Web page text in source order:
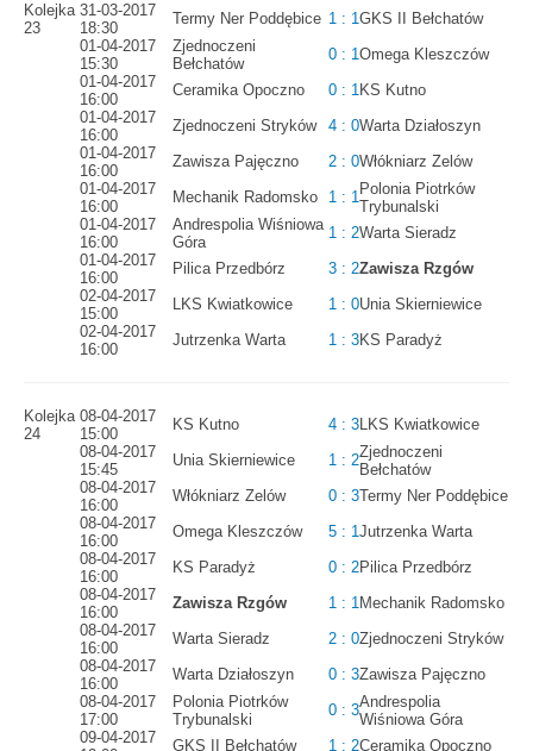
Kolejka
23
31-03-2017
18:30
Termy Ner Poddębice 1 : 1GKS II Bełchatów
01-04-2017
15:30
Zjednoczeni
Bełchatów
0 : 1Omega Kleszczów
01-04-2017
16:00
Ceramika Opoczno 0 : 1KS Kutno
01-04-2017
16:00
Zjednoczeni Stryków 4 : 0Warta Działoszyn
01-04-2017
16:00
Zawisza Pajęczno 2 : 0Włókniarz Zelów
01-04-2017
16:00
Mechanik Radomsko 1 : 1Polonia Piotrków
Trybunalski
01-04-2017
16:00
Andrespolia Wiśniowa
Góra
1 : 2Warta Sieradz
01-04-2017
16:00
Pilica Przedbórz 3 : 2Zawisza Rzgów
02-04-2017
15:00
LKS Kwiatkowice 1 : 0Unia Skierniewice
02-04-2017
16:00
Jutrzenka Warta 1 : 3KS Paradyż
Kolejka
24
08-04-2017
15:00
KS Kutno 4 : 3LKS Kwiatkowice
08-04-2017
15:45
Unia Skierniewice 1 : 2Zjednoczeni
Bełchatów
08-04-2017
16:00
Włókniarz Zelów 0 : 3Termy Ner Poddębice
08-04-2017
16:00
Omega Kleszczów 5 : 1Jutrzenka Warta
08-04-2017
16:00
KS Paradyż 0 : 2Pilica Przedbórz
08-04-2017
16:00
Zawisza Rzgów 1 : 1Mechanik Radomsko
08-04-2017
16:00
Warta Sieradz 2 : 0Zjednoczeni Stryków
08-04-2017
16:00
Warta Działoszyn 0 : 3Zawisza Pajęczno
08-04-2017
17:00
Polonia Piotrków
Trybunalski
0 : 3Andrespolia
Wiśniowa Góra
09-04-2017
GKS II Bełchatów 1 : 2Ceramika Opoczno